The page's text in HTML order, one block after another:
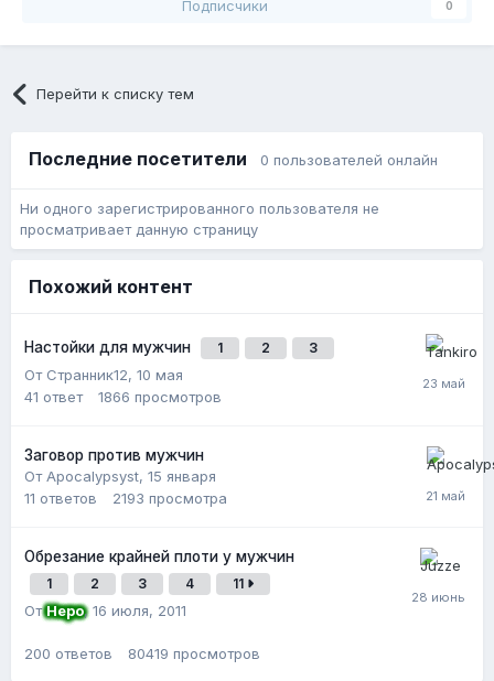
Подписчики 0
Перейти к списку тем
Последние посетители 0 пользователей онлайн
Ни одного зарегистрированного пользователя не
просматривает данную страницу
Похожий контент
Настойки для мужчин 1 2 3
От Странник12, 10 мая
41 ответ 1866 просмотров
Заговор против мужчин
От Apocalypsyst, 15 января
11 ответов 2193 просмотра
Обрезание крайней плоти у мужчин
1 2 3 4 11
ОтНеро,16 июля, 2011
200 ответов 80419 просмотров